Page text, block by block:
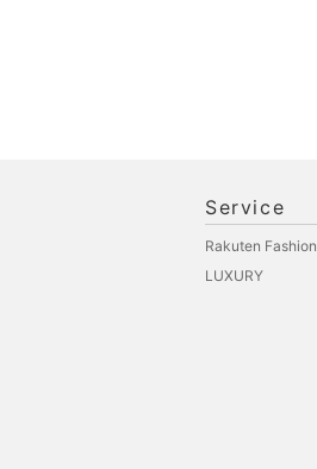
Service
Rakuten Fashion
LUXURY